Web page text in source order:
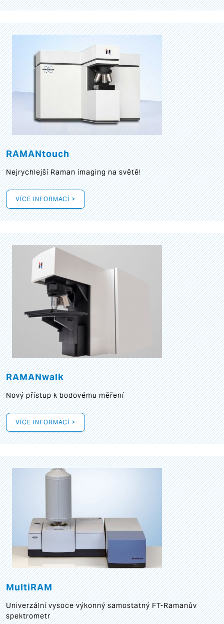
RAMANtouch
Nejrychlejší Raman imaging na světě!
VÍCE INFORMACÍ >
RAMANwalk
Nový přístup k bodovému měření
VÍCE INFORMACÍ >
MultiRAM
Univerzální vysoce výkonný samostatný FT-Ramanův
spektrometr